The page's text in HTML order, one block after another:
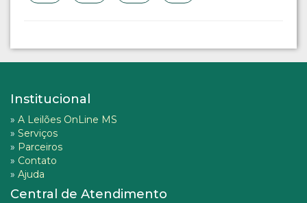
Institucional
» A Leilões OnLine MS
» Serviços
» Parceiros
» Contato
» Ajuda
Central de Atendimento